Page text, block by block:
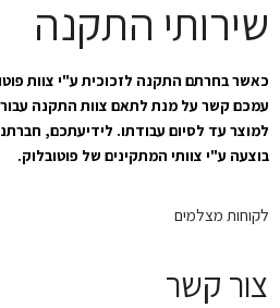
שירותי התקנה
כאשר בחרתם התקנה לזכוכית ע"י צוות
עמכם קשר על מנת לתאם צוות התקנה
למוצר עד לסיום עבודתו. לידיעתכם,
בוצעה ע"י צוותי המתקינים של פוטובלוק.
לקוחות מצלמים
צור קשר